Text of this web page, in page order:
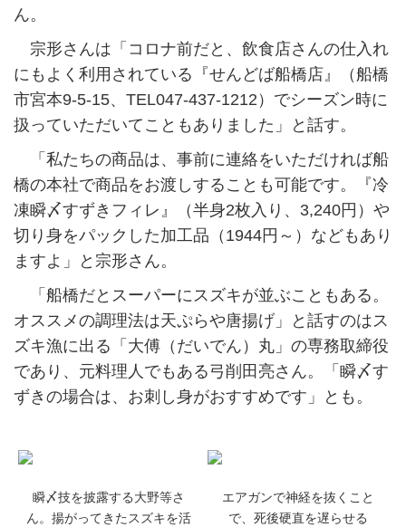
ん。
宗形さんは「コロナ前だと、飲食店さんの仕入れ
にもよく利用されている『せんどば船橋店』（船橋
市宮本9-5-15、TEL047-437-1212）でシーズン時に
扱っていただいてこともありました」と話す。
「私たちの商品は、事前に連絡をいただければ船
橋の本社で商品をお渡しすることも可能です。『冷
凍瞬〆すずきフィレ』（半身2枚入り、3,240円）や
切り身をパックした加工品（1944円～）などもあり
ますよ」と宗形さん。
「船橋だとスーパーにスズキが並ぶこともある。
オススメの調理法は天ぷらや唐揚げ」と話すのはス
ズキ漁に出る「大傅（だいでん）丸」の専務取締役
であり、元料理人でもある弓削田亮さん。「瞬〆す
ずきの場合は、お刺し身がおすすめです」とも。
瞬〆技を披露する大野等さ
ん。揚がってきたスズキを活
エアガンで神経を抜くこと
で、死後硬直を遅らせる